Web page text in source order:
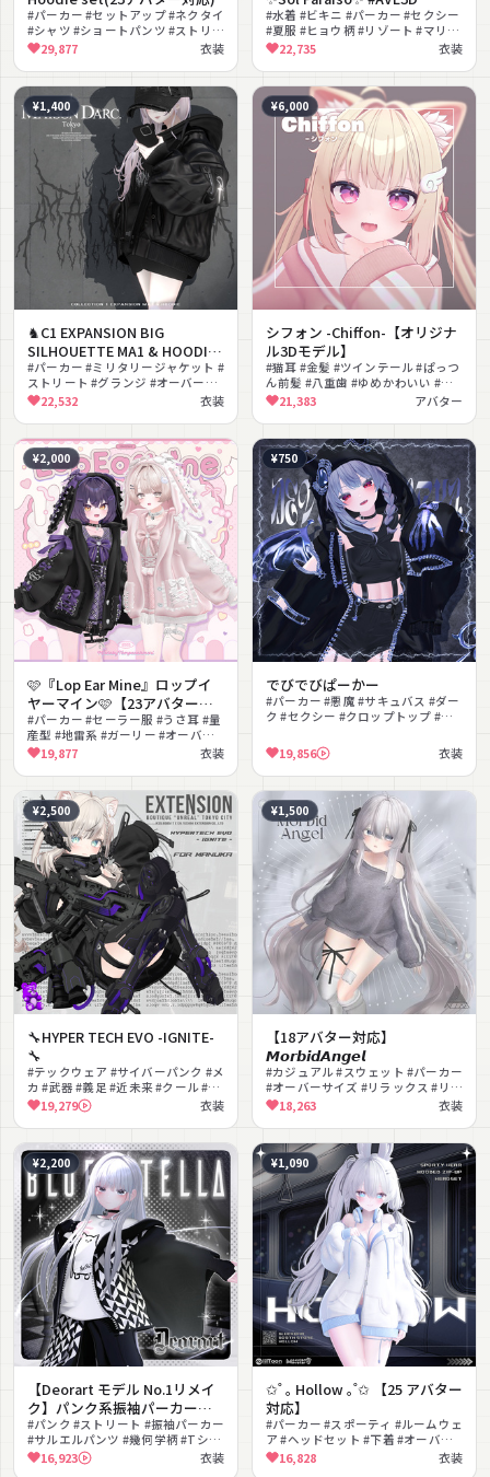
#パーカー #セットアップ #ネクタイ
#シャツ #ショートパンツ #ストリー
ト #クール #オーバーサイズ #モノ
トーン #ペアルック
29,877 衣装
#水着 #ビキニ #パーカー #セクシー
#夏服 #ヒョウ柄 #リゾート #マリン
#無料 #ハイヒール
22,735 衣装
¥1,400
♞C1 EXPANSION BIG
SILHOUETTE MA1 & HOODIE
SET♞
#パーカー #ミリタリージャケット #
ストリート #グランジ #オーバーサ
イズ #クール #ダーク #重ね着 #メン
ズライク #フード付き
22,532 衣装
¥6,000
シフォン -Chiffon-【オリジナ
ル3Dモデル】
#猫耳 #金髪 #ツインテール #ぱっつ
ん前髪 #八重歯 #ゆめかわいい #ガ
ーリー #もふもふ #パーカー
#VRChat
21,383 アバター
¥2,000
🩷『Lop Ear Mine』ロップイ
ヤーマイン🩷【23アバター対
応】
#パーカー #セーラー服 #うさ耳 #量
産型 #地雷系 #ガーリー #オーバー
サイズ #ブラウス #スカート #リュ
19,877 衣装
¥750
でびでびぱーかー
#パーカー #悪魔 #サキュバス #ダー
ク #セクシー #クロップトップ #フ
ェーン
19,856 衣装
¥2,500
🔧HYPER TECH EVO -IGNITE-
🔧
#テックウェア #サイバーパンク #メ
カ #武器 #義足 #近未来 #クール #射
撃ギミック #パーカー #メカニカル
19,279 衣装
¥1,500
【18アバター対応】
𝙈𝙤𝙧𝙗𝙞𝙙𝘼𝙣𝙜𝙚𝙡
#カジュアル #スウェット #パーカー
#オーバーサイズ #リラックス #リア
ルクローズ #ニーハイ #だぼだぼ #
ナチュラル #部屋着
18,263 衣装
¥2,200
【Deorart モデル No.1リメイ
ク】パンク系振袖パーカー・
サルエルパンツコーデセット
＆とろとろねこNECOLA
#BLUESTELLA
#パンク #ストリート #振袖パーカー
#サルエルパンツ #幾何学柄 #Tシャ
ツ #カジュアル #ぬいぐるみ #MA対
応 #lilToon対応
16,923 衣装
¥1,090
✩˚ ｡ Hollow ｡˚✩ 【25 アバター
対応】
#パーカー #スポーティ #ルームウェ
ア #ヘッドセット #下着 #オーバー
サイズ #秋服 #lilToon対応 #MA対
応 #もこもこ
16,828 衣装